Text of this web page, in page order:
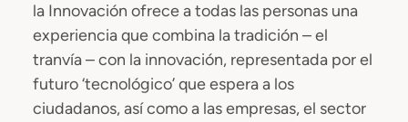
la Innovación ofrece a todas las personas una
experiencia que combina la tradición – el
tranvía – con la innovación, representada por el
futuro ‘tecnológico’ que espera a los
ciudadanos, así como a las empresas, el sector